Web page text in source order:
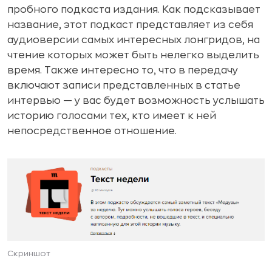
пробного подкаста издания. Как подсказывает
название, этот подкаст представляет из себя
аудиоверсии самых интересных лонгридов, на
чтение которых может быть нелегко выделить
время. Также интересно то, что в передачу
включают записи представленных в статье
интервью — у вас будет возможность услышать
историю голосами тех, кто имеет к ней
непосредственное отношение.
Скриншот